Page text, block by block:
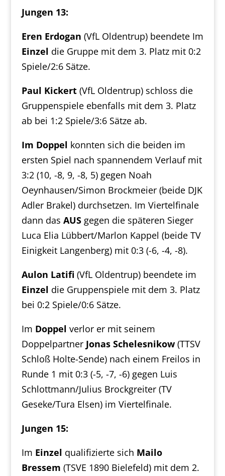
Jungen 13:
Eren Erdogan (VfL Oldentrup) beendete Im
Einzel die Gruppe mit dem 3. Platz mit 0:2
Spiele/2:6 Sätze.
Paul Kickert(VfL Oldentrup) schloss die
Gruppenspiele ebenfalls mit dem 3. Platz
ab bei 1:2 Spiele/3:6 Sätze ab.
Im Doppel konnten sich die beiden im
ersten Spiel nach spannendem Verlauf mit
3:2 (10, -8, 9, -8, 5) gegen Noah
Oeynhausen/Simon Brockmeier (beide DJK
Adler Brakel) durchsetzen. Im Viertelfinale
dann das AUSgegen die späteren Sieger
Luca Elia Lübbert/Marlon Kappel (beide TV
Einigkeit Langenberg) mit 0:3 (-6, -4, -8).
Aulon Latifi (VfL Oldentrup) beendete im
Einzel die Gruppenspiele mit dem 3. Platz
bei 0:2 Spiele/0:6 Sätze.
Im Doppel verlor er mit seinem
Doppelpartner Jonas Schelesnikow(TTSV
Schloß Holte-Sende) nach einem Freilos in
Runde 1 mit 0:3 (-5, -7, -6) gegen Luis
Schlottmann/Julius Brockgreiter (TV
Geseke/Tura Elsen) im Viertelfinale.
Jungen 15:
Im Einzel qualifizierte sich Mailo
Bressem (TSVE 1890 Bielefeld) mit dem 2.